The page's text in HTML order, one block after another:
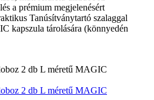
a prémium megjelenésért
Tanúsítványtartó szalaggal
kapszula tárolására (könnyedén